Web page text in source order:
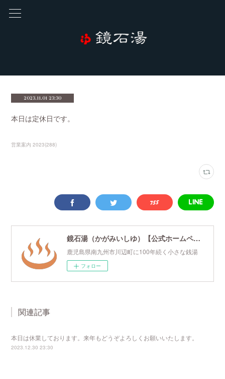
2023.11.01 23:30
本日は定休日です。
営業案内 2023(288)
鏡石湯（かがみいしゆ）【公式ホームページ】
鹿児島県南九州市川辺町に100年続く小さな銭湯
フォロー
関連記事
本日は休業しております。来年もどうぞよろしくお願いいたします。
2023.12.30 23:30